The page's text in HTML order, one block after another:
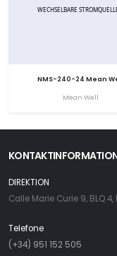
NMS-240-24 Mean
Mean Well
DIREKTION
Calle Marie Curie 9, BLQ
Telefone
(+34) 951 152 505